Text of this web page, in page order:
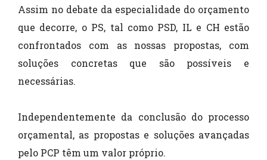
Assim no debate da especialidade do orçamento
que decorre, o PS, tal como PSD, IL e CH estão
confrontados com as nossas propostas, com
soluções concretas que são possíveis e
necessárias.
Independentemente da conclusão do processo
orçamental, as propostas e soluções avançadas
pelo PCP têm um valor próprio.